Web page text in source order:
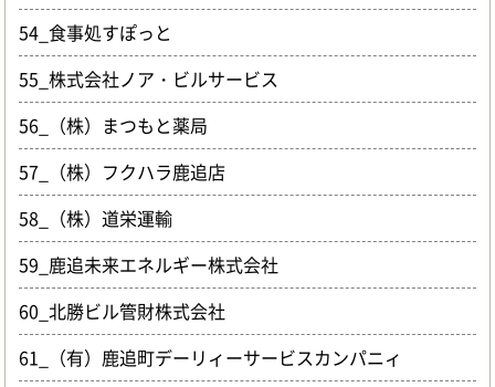
54_食事処すぽっと
55_株式会社ノア・ビルサービス
56_（株）まつもと薬局
57_（株）フクハラ鹿追店
58_（株）道栄運輸
59_鹿追未来エネルギー株式会社
60_北勝ビル管財株式会社
61_（有）鹿追町デーリィーサービスカンパニィ